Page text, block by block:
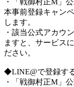
・「戦御村正M」
本事前登録キャン
します。
・該当公式アカウ
ますと、サービス
ださい。
◆LINE@で登録す
・「戦御村正M」